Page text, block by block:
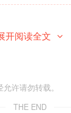
开阅读全文
许请勿转载。
THE END